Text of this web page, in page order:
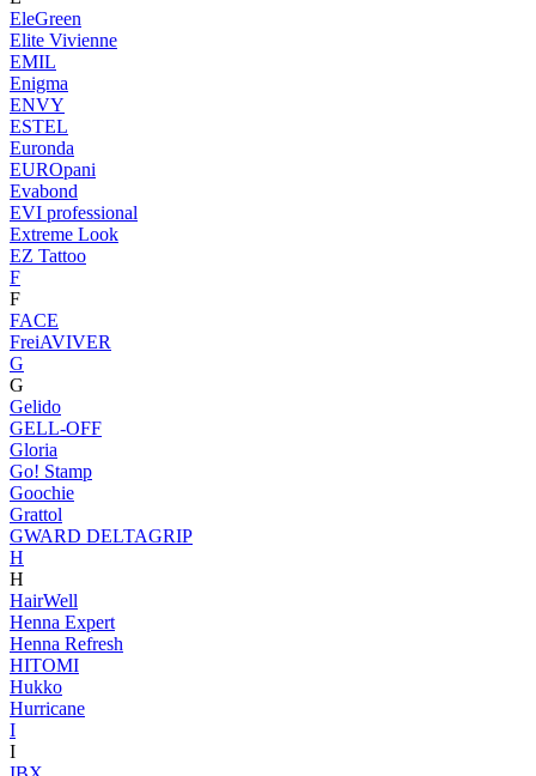
EleGreen
Elite Vivienne
EMIL
Enigma
ENVY
ESTEL
Euronda
EUROpani
Evabond
EVI professional
Extreme Look
EZ Tattoo
F
F
FACE
FreiAVIVER
G
G
Gelido
GELL-OFF
Gloria
Go! Stamp
Goochie
Grattol
GWARD DELTAGRIP
H
H
HairWell
Henna Expert
Henna Refresh
HITOMI
Hukko
Hurricane
I
I